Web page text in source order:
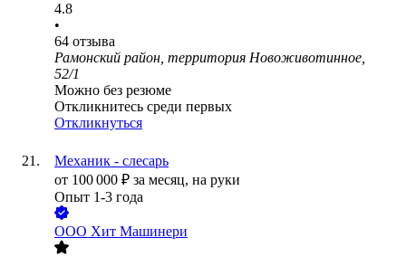
4.8
•
64 отзыва
Рамонский район, территория Новоживотинное,
52/1
Можно без резюме
Откликнитесь среди первых
Откликнуться
Механик - слесарь
от 100 000 ₽ за месяц, на руки
Опыт 1-3 года
ООО Хит Машинери